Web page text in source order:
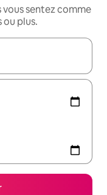
sentez comme
ou plus.
les flèches vers le